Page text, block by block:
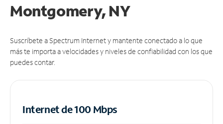
Montgomery, NY
Suscríbete a Spectrum Internet y mantente conectado a lo que
más te importa a velocidades y niveles de confiabilidad con los que
puedes contar.
Internet de 100 Mbps